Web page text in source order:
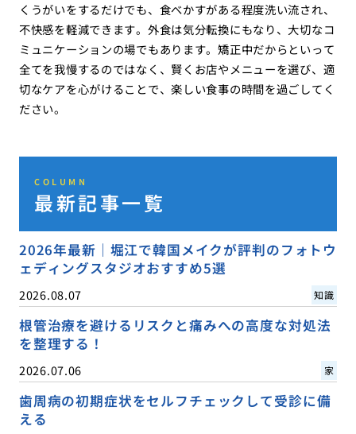
くうがいをするだけでも、食べかすがある程度洗い流され、
不快感を軽減できます。外食は気分転換にもなり、大切なコ
ミュニケーションの場でもあります。矯正中だからといって
全てを我慢するのではなく、賢くお店やメニューを選び、適
切なケアを心がけることで、楽しい食事の時間を過ごしてく
ださい。
COLUMN
最新記事一覧
2026年最新｜堀江で韓国メイクが評判のフォトウ
ェディングスタジオおすすめ5選
2026.08.07 知識
根管治療を避けるリスクと痛みへの高度な対処法
を整理する！
2026.07.06 家
歯周病の初期症状をセルフチェックして受診に備
える